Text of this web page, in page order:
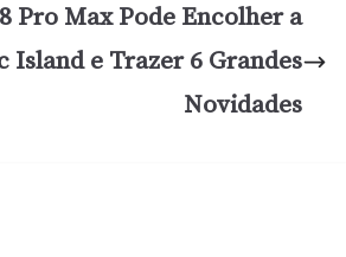
Pro Max Pode Encolher a
Island e Trazer 6 Grandes
Novidades